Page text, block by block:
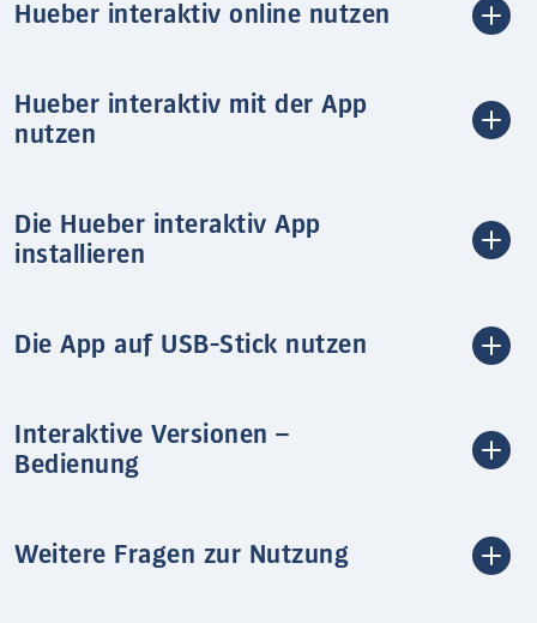
Hueber interaktiv online nutzen
Hueber interaktiv mit der App
nutzen
Die Hueber interaktiv App
installieren
Die App auf USB-Stick nutzen
Interaktive Versionen –
Bedienung
Weitere Fragen zur Nutzung